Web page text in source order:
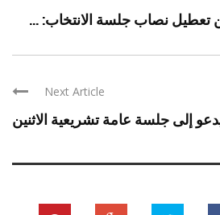
نصاب جلسة الانتخاب: ...
Next Article
إلى جلسة عامة تشريعية الاثنين